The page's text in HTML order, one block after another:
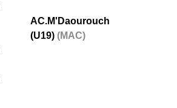
AC.M'Daourouch
(U19) (MAC)